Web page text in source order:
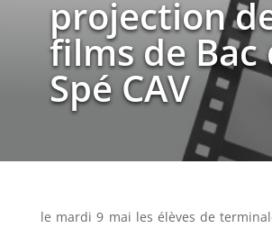
projection
films de Bac
Spé CAV
le mardi 9 mai les élèves de